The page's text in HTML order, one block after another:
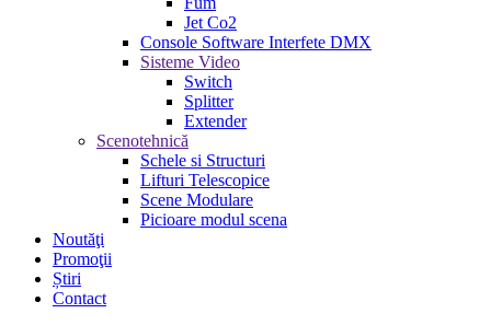
Jet Co2
Console Software Interfete DMX
Sisteme Video
Switch
Splitter
Extender
Scenotehnică
Schele si Structuri
Lifturi Telescopice
Scene Modulare
Picioare modul scena
Noutăţi
Promoţii
Știri
Contact